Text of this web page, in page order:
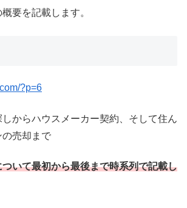
要を記載します。
?p=6
からハウスメーカー契約、そして住ん
売却まで
いて最初から最後まで時系列で記載し